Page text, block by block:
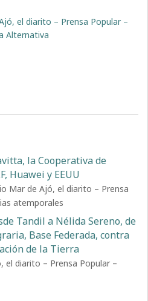
el diarito – Prensa Popular –
Alternativa
la Cooperativa de
Huawei y EEUU
Mar de Ajó, el diarito – Prensa
atemporales
Tandil a Nélida Sereno, de
Base Federada, contra
de la Tierra
el diarito – Prensa Popular –